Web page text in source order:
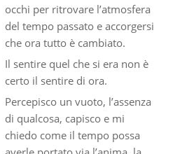
occhi per ritrovare l’atmosfera
del tempo passato e accorgersi
che ora tutto è cambiato.
Il sentire quel che si era non è
certo il sentire di ora.
Percepisco un vuoto, l’assenza
di qualcosa, capisco e mi
chiedo come il tempo possa